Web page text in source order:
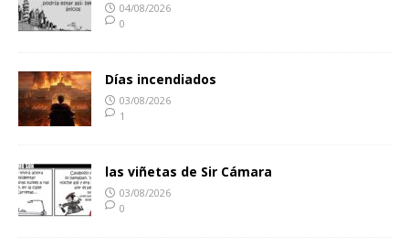
04/08/2026
0
Días incendiados
03/08/2026
1
las viñetas de Sir Cámara
03/08/2026
0